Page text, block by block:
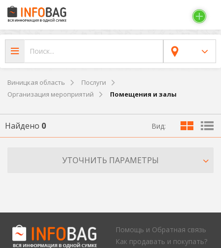
Виницкая область
Послуги
Организация мероприятий
Помещения и залы
Найдено 0 Вид:
УТОЧНИТЬ ПАРАМЕТРЫ
Помощь и Обратная связь
Как продавать и покупать?